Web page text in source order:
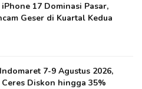
17 Dominasi Pasar,
Geser di Kuartal Kedua
7-9 Agustus 2026,
Diskon hingga 35%